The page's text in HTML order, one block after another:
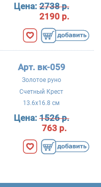
Цена:2738 р.
2190 р.
Арт. вк-059
Золотое руно
Счетный Крест
13.6x16.8 см
Цена:1526 р.
763 р.